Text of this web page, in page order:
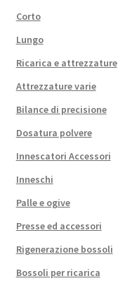
Corto
Lungo
Ricarica e attrezzature
Attrezzature varie
Bilance di precisione
Dosatura polvere
Innescatori Accessori
Inneschi
Palle e ogive
Presse ed accessori
Rigenerazione bossoli
Bossoli per ricarica